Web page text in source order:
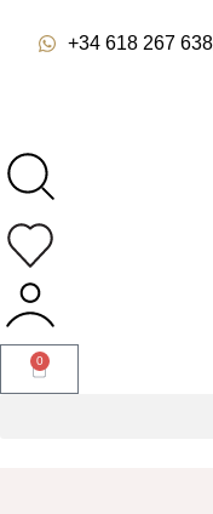
+34 618 267 638
0